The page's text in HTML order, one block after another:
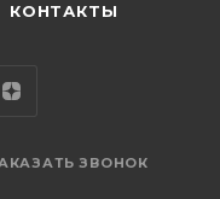
КОНТАКТЫ
ЗВОНОК